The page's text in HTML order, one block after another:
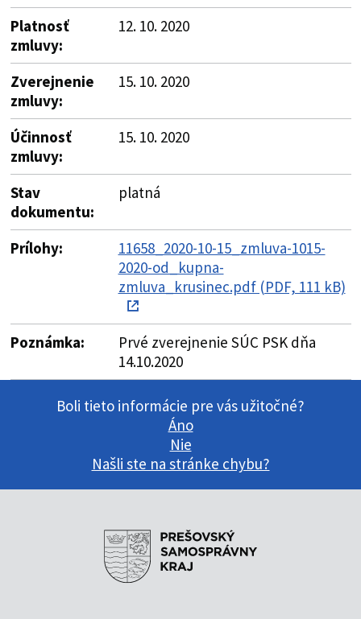
Platnosť
zmluvy:
12. 10. 2020
Zverejnenie
zmluvy:
15. 10. 2020
Účinnosť
zmluvy:
15. 10. 2020
Stav
dokumentu:
platná
Prílohy:
11658_2020-10-15_zmluva-1015-
2020-od_kupna-
zmluva_krusinec.pdf (PDF, 111 kB)
Poznámka:
Prvé zverejnenie SÚC PSK dňa
14.10.2020
Boli tieto informácie pre vás užitočné?
Áno
Nie
Našli ste na stránke chybu?